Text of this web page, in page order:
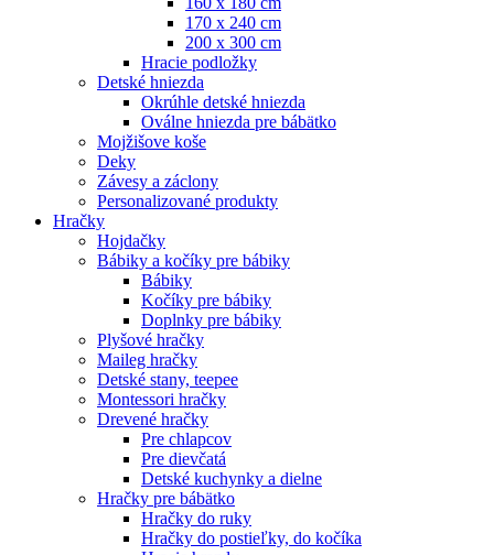
170 x 240 cm
200 x 300 cm
Hracie podložky
Detské hniezda
Okrúhle detské hniezda
Oválne hniezda pre bábätko
Mojžišove koše
Deky
Závesy a záclony
Personalizované produkty
Hračky
Hojdačky
Bábiky a kočíky pre bábiky
Bábiky
Kočíky pre bábiky
Doplnky pre bábiky
Plyšové hračky
Maileg hračky
Detské stany, teepee
Montessori hračky
Drevené hračky
Pre chlapcov
Pre dievčatá
Detské kuchynky a dielne
Hračky pre bábätko
Hračky do ruky
Hračky do postieľky, do kočíka